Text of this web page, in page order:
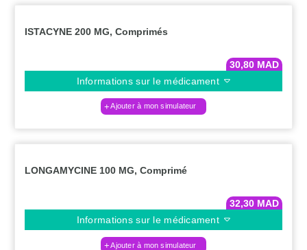
ISTACYNE 200 MG, Comprimés
30,80 MAD
Informations sur le médicament
Ajouter à mon simulateur
LONGAMYCINE 100 MG, Comprimé
32,30 MAD
Informations sur le médicament
Ajouter à mon simulateur